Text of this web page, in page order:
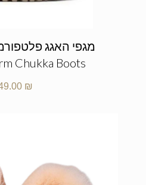
מגפי האגג
Chukka Boots
₪